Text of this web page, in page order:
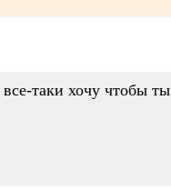
таки хочу чтобы ты